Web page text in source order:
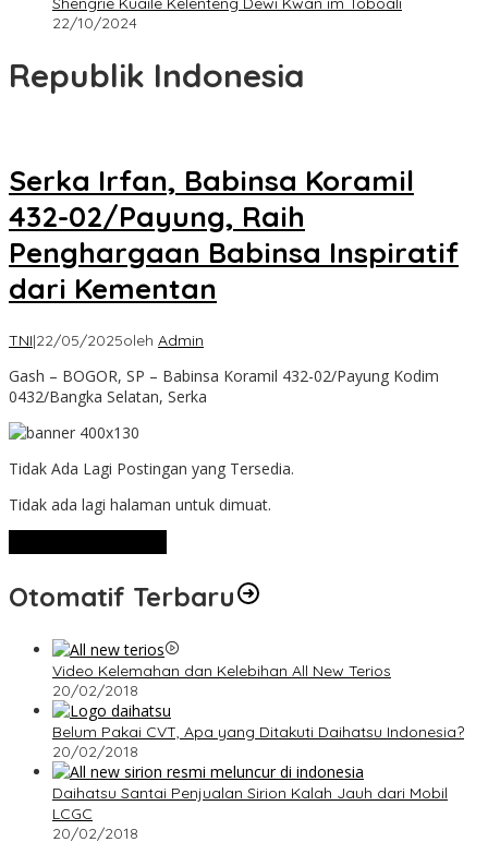
22/10/2024
Republik Indonesia
Serka Irfan, Babinsa Koramil
432-02/Payung, Raih
Penghargaan Babinsa Inspiratif
dari Kementan
TNI|22/05/2025oleh Admin
Gash – BOGOR, SP – Babinsa Koramil 432-02/Payung Kodim
0432/Bangka Selatan, Serka
Tidak Ada Lagi Postingan yang Tersedia.
Tidak ada lagi halaman untuk dimuat.
Otomatif Terbaru
Video Kelemahan dan Kelebihan All New Terios
20/02/2018
Belum Pakai CVT, Apa yang Ditakuti Daihatsu Indonesia?
20/02/2018
Daihatsu Santai Penjualan Sirion Kalah Jauh dari Mobil
LCGC
20/02/2018